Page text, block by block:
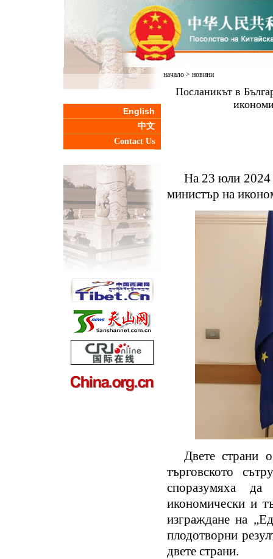
English
中文
Contact Us
начало> новини
Посланикът в
На 23 юли 2024
министър на
Двете страни
търговското
споразумяха да
икономически и
изграждане на
плодотворни
двете страни.